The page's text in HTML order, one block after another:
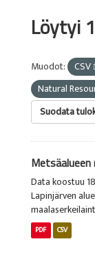
Löytyi
Muodot: CSV
Natural
Suodata
Metsäalueen
Data koostuu
Lapinjärven
PDF CSV